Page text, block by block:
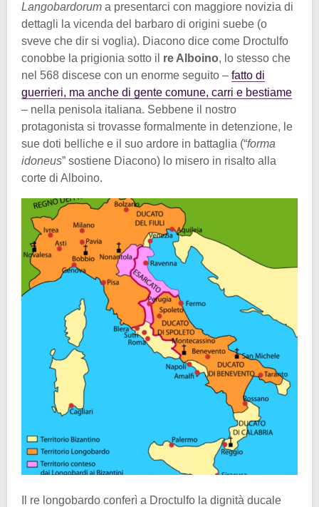
Langobardorum a presentarci con maggiore novizia di
dettagli la vicenda del barbaro di origini suebe (o
sveve che dir si voglia). Diacono dice come Droctulfo
conobbe la prigionia sotto il re Alboino, lo stesso che
nel 568 discese con un enorme seguito – fatto di
guerrieri, ma anche di gente comune, carri e bestiame
– nella penisola italiana. Sebbene il nostro
protagonista si trovasse formalmente in detenzione, le
sue doti belliche e il suo ardore in battaglia (“forma
idoneus” sostiene Diacono) lo misero in risalto alla
corte di Alboino.
Il re longobardo conferì a Droctulfo la dignità ducale